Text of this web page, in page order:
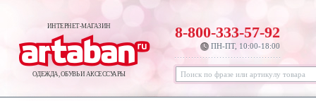
ИНТЕРНЕТ-МАГАЗИН
ОДЕЖДА, ОБУВЬ И АКСЕССУАРЫ
8-800-333-57-92
ПН-ПТ, 10:00-18:00